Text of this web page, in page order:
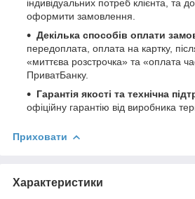
індивідуальних потреб клієнта, та
оформити замовлення.
Декілька способів оплати
передоплата, оплата на картку,
«миттєва розстрочка» та «оплата
ПриватБанку.
Гарантія якості та технічна
офіційну гарантію від виробника
Приховати
Характеристики